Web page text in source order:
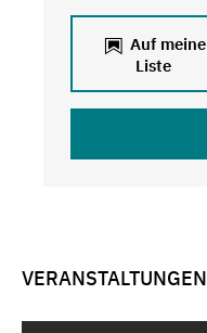
Auf meine
Liste
VERANSTALTUNGEN